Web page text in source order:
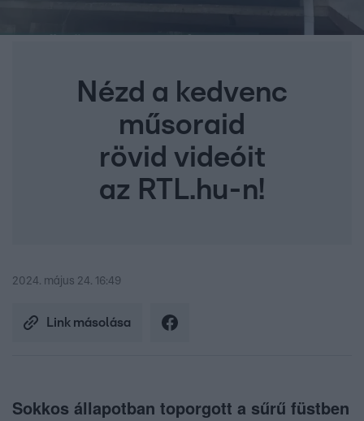
Nézd a kedvenc
műsoraid
rövid videóit
az RTL.hu-n!
2024. május 24. 16:49
Link másolása
Sokkos állapotban toporgott a sűrű füstben